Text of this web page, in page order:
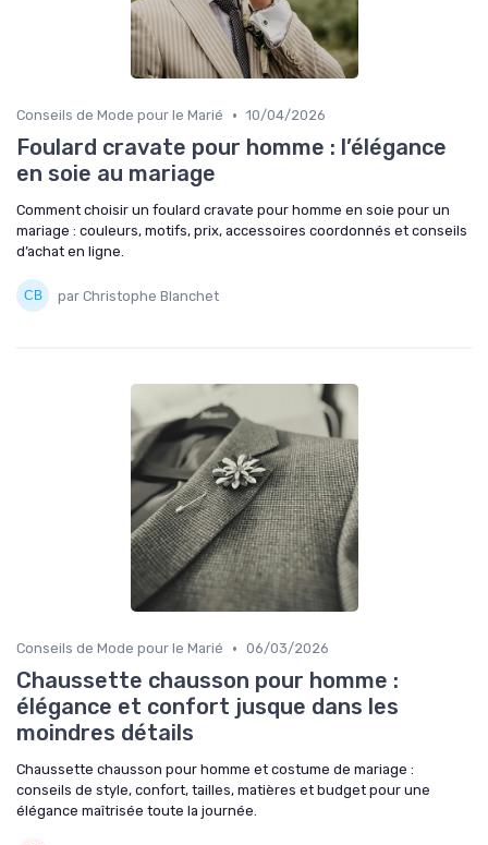
Conseils de Mode pour le Marié • 10/04/2026
Foulard cravate pour homme : l’élégance
en soie au mariage
Comment choisir un foulard cravate pour homme en soie pour un
mariage : couleurs, motifs, prix, accessoires coordonnés et conseils
d’achat en ligne.
par Christophe Blanchet
Conseils de Mode pour le Marié • 06/03/2026
Chaussette chausson pour homme :
élégance et confort jusque dans les
moindres détails
Chaussette chausson pour homme et costume de mariage :
conseils de style, confort, tailles, matières et budget pour une
élégance maîtrisée toute la journée.